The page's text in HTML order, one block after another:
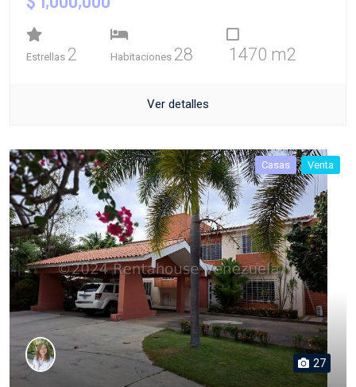
Estrellas 2 Habitaciones 28 1470 m2
Ver detalles
Casas Venta
27